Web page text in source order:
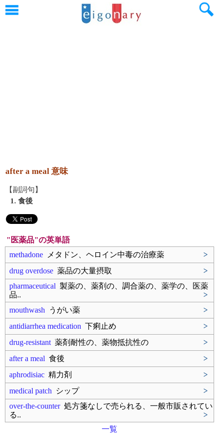
after a meal 意味
【副詞句】
1. 食後
"医薬品"の英単語
methadone メタドン、ヘロイン中毒の治療薬
>
drug overdose 薬品の大量摂取
>
pharmaceutical 製薬の、薬剤の、調合薬の、薬学の、医薬
品..
>
mouthwash うがい薬
>
antidiarrhea medication 下痢止め
>
drug-resistant 薬剤耐性の、薬物抵抗性の
>
after a meal 食後
>
aphrodisiac 精力剤
>
medical patch シップ
>
over-the-counter処方箋なしで売られる、一般市販されてい
る..
>
一覧